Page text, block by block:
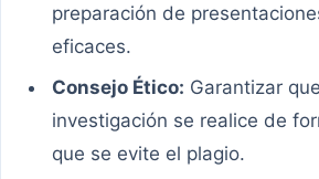
preparación de
eficaces.
Consejo Ético: Garantizar
investigación se realice de
que se evite el plagio.